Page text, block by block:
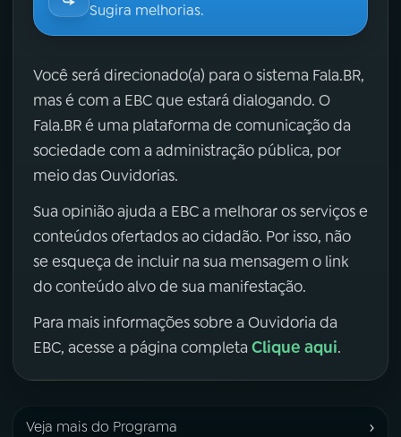
Sugira melhorias.
Você será direcionado(a) para o sistema Fala.BR,
mas é com a EBC que estará dialogando. O
Fala.BR é uma plataforma de comunicação da
sociedade com a administração pública, por
meio das Ouvidorias.
Sua opinião ajuda a EBC a melhorar os serviços e
conteúdos ofertados ao cidadão. Por isso, não
se esqueça de incluir na sua mensagem o link
do conteúdo alvo de sua manifestação.
Para mais informações sobre a Ouvidoria da
EBC, acesse a página completa Clique aqui.
Veja mais do Programa ›